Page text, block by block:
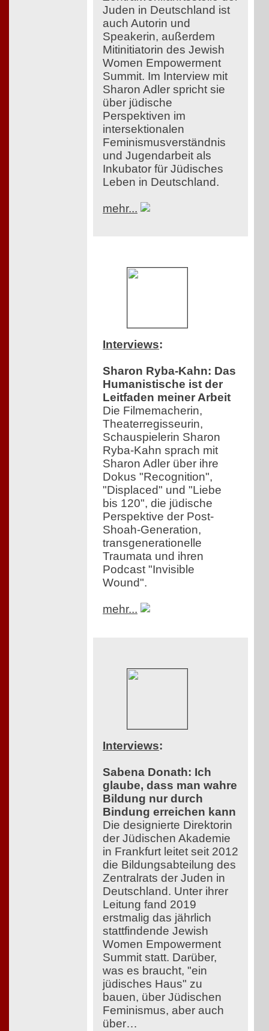
Juden in Deutschland ist
auch Autorin und
Speakerin, außerdem
Mitinitiatorin des Jewish
Women Empowerment
Summit. Im Interview mit
Sharon Adler spricht sie
über jüdische
Perspektiven im
intersektionalen
Feminismusverständnis
und Jugendarbeit als
Inkubator für Jüdisches
Leben in Deutschland.
mehr...
Interviews:
Sharon Ryba-Kahn: Das
Humanistische ist der
Leitfaden meiner Arbeit
Die Filmemacherin,
Theaterregisseurin,
Schauspielerin Sharon
Ryba-Kahn sprach mit
Sharon Adler über ihre
Dokus "Recognition",
"Displaced" und "Liebe
bis 120", die jüdische
Perspektive der Post-
Shoah-Generation,
transgenerationelle
Traumata und ihren
Podcast "Invisible
Wound".
mehr...
Interviews:
Sabena Donath: Ich
glaube, dass man wahre
Bildung nur durch
Bindung erreichen kann
Die designierte Direktorin
der Jüdischen Akademie
in Frankfurt leitet seit 2012
die Bildungsabteilung des
Zentralrats der Juden in
Deutschland. Unter ihrer
Leitung fand 2019
erstmalig das jährlich
stattfindende Jewish
Women Empowerment
Summit statt. Darüber,
was es braucht, "ein
jüdisches Haus" zu
bauen, über Jüdischen
Feminismus, aber auch
über…